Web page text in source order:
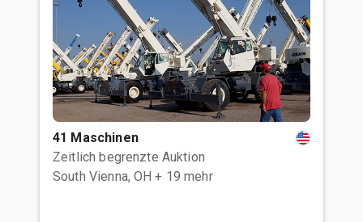
41 Maschinen
Zeitlich begrenzte Auktion
South Vienna, OH + 19 mehr